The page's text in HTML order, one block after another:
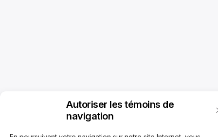
Autoriser les témoins de
navigation